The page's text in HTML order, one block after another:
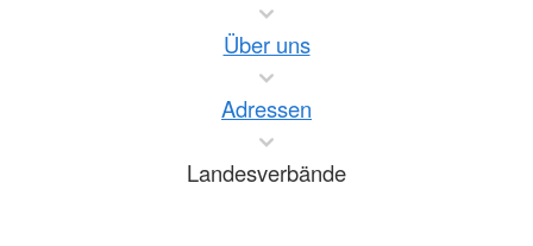
Über uns
Adressen
Landesverbände